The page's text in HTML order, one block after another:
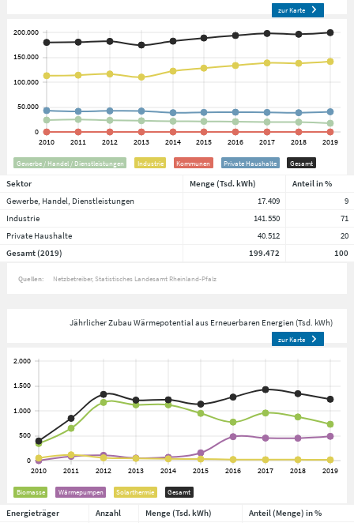
zur Karte
Gewerbe / Handel / Dienstleistungen Industrie Kommunen Private Haushalte Gesamt
Sektor Menge (Tsd. kWh)
Anteil in %
Gewerbe, Handel, Dienstleistungen
17.409
9
Industrie
141.550
71
Private Haushalte
40.512
20
Gesamt (2019)
199.472 100
Quellen: Netzbetreiber Statistisches Landesamt Rheinland-Pfalz
Jährlicher Zubau Wärmepotential aus Erneuerbaren Energien (Tsd. kWh)
zur Karte
Biomasse Wärmepumpen Solarthermie Gesamt
Energieträger Anzahl Menge (Tsd. kWh)
Anteil (Menge) in %